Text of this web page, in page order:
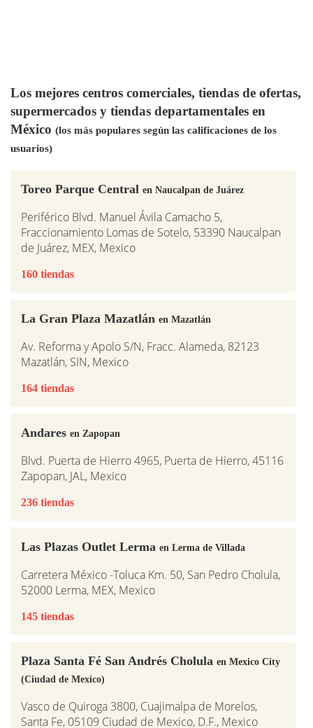
Los mejores centros comerciales, tiendas de ofertas,
supermercados y tiendas departamentales en
México (los más populares según las calificaciones de los
usuarios)
Toreo Parque Central en Naucalpan de Juárez
Periférico Blvd. Manuel Ávila Camacho 5,
Fraccionamiento Lomas de Sotelo, 53390 Naucalpan
de Juárez, MEX, Mexico
160 tiendas
La Gran Plaza Mazatlán en Mazatlán
Av. Reforma y Apolo S/N, Fracc. Alameda, 82123
Mazatlán, SIN, Mexico
164 tiendas
Andares en Zapopan
Blvd. Puerta de Hierro 4965, Puerta de Hierro, 45116
Zapopan, JAL, Mexico
236 tiendas
Las Plazas Outlet Lerma en Lerma de Villada
Carretera México -Toluca Km. 50, San Pedro Cholula,
52000 Lerma, MEX, Mexico
145 tiendas
Plaza Santa Fé San Andrés Cholula en Mexico City
(Ciudad de Mexico)
Vasco de Quiroga 3800, Cuajimalpa de Morelos,
Santa Fe, 05109 Ciudad de Mexico, D.F., Mexico